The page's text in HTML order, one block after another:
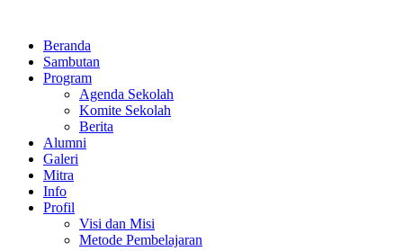
kontenBeranda
Sambutan
Program
Agenda Sekolah
Komite Sekolah
Berita
Alumni
Galeri
Mitra
Info
Profil
Visi dan Misi
Metode Pembelajaran